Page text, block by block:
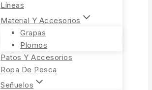
Líneas
Material Y Accesorios
Grapas
Plomos
Patos Y Accesorios
Ropa De Pesca
Señuelos